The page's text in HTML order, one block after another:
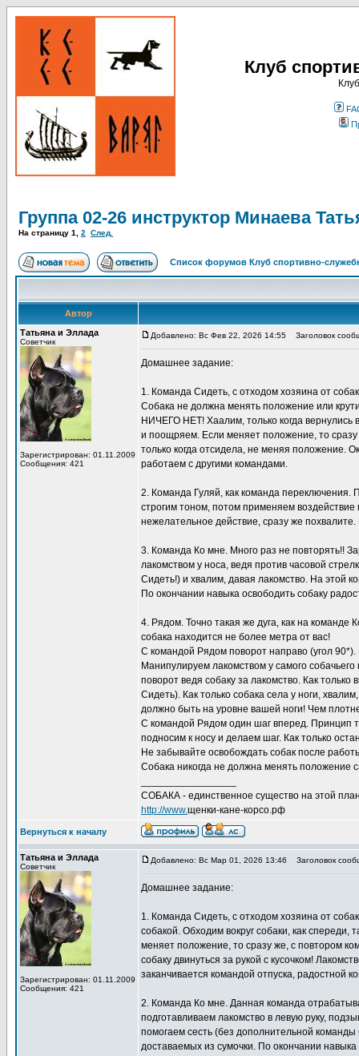
Клуб
Группа 02-26 инструктор Минаева
На страницу 1 2 След.
Список форумов Клуб спортивно-
Автор
Татьяна и Эллада
Советчик
Зарегистрирован: 01.11.2009
Сообщения: 421
Добавлено: Вс Фев 22, 2026 14:55 Заголовок
Домашнее задание:
1. Команда Сидеть, с отходом хозяина от
Собака не должна менять положение или
НИЧЕГО НЕТ! Хаалим, только когда вернулись
и поощряем. Если меняет положение, то
только когда отсидела, не меняя положение.
работаем с другими командами.
2. Команда Гуляй, как команда
строгим тоном, потом применяем воздействие
нежелательное действие, сразу же
3. Команда Ко мне. Много раз не повторять!!
лакомством у носа, ведя против часовой
Сидеть!) и хвалим, давая лакомство. На этой
По окончании навыка освободить собаку
4. Рядом. Точно такая же дуга, как на команде
собака находится не более метра от вас!
С командой Рядом поворот направо (угол 90*).
Манипулируем лакомством у самого
поворот ведя собаку за лакомство. Как
Сидеть). Как только собака села у ноги,
должно быть на уровне вашей ноги! Чем
С командой Рядом один шаг вперед. Принцип
подносим к носу и делаем шаг. Как только
Не забывайте освобождать собак после
Собака никогда не должна менять положение
СОБАКА - единственное существо на этой
http://www.щенки-кане-корсо.рф
Вернуться к началу
Татьяна и Эллада
Советчик
Зарегистрирован: 01.11.2009
Сообщения: 421
Добавлено: Вс Мар 01, 2026 13:46 Заголовок
Домашнее задание:
1. Команда Сидеть, с отходом хозяина от
собакой. Обходим вокруг собаки, как спереди,
меняет положение, то сразу же, с повтором
собаку двинуться за рукой с кусочком!
заканчивается командой отпуска, радостной
2. Команда Ко мне. Данная команда
подготавливаем лакомство в левую руку,
помогаем сесть (без дополнительной
доставаемых из сумочки. По окончании